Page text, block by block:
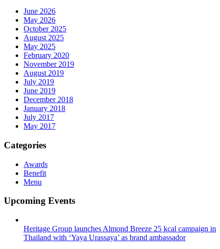
June 2026
May 2026
October 2025
August 2025
May 2025
February 2020
November 2019
August 2019
July 2019
June 2019
December 2018
January 2018
July 2017
May 2017
Categories
Awards
Benefit
Menu
Upcoming Events
Heritage Group launches Almond Breeze 25 kcal campaign in
Thailand with ‘Yaya Urassaya’ as brand ambassador